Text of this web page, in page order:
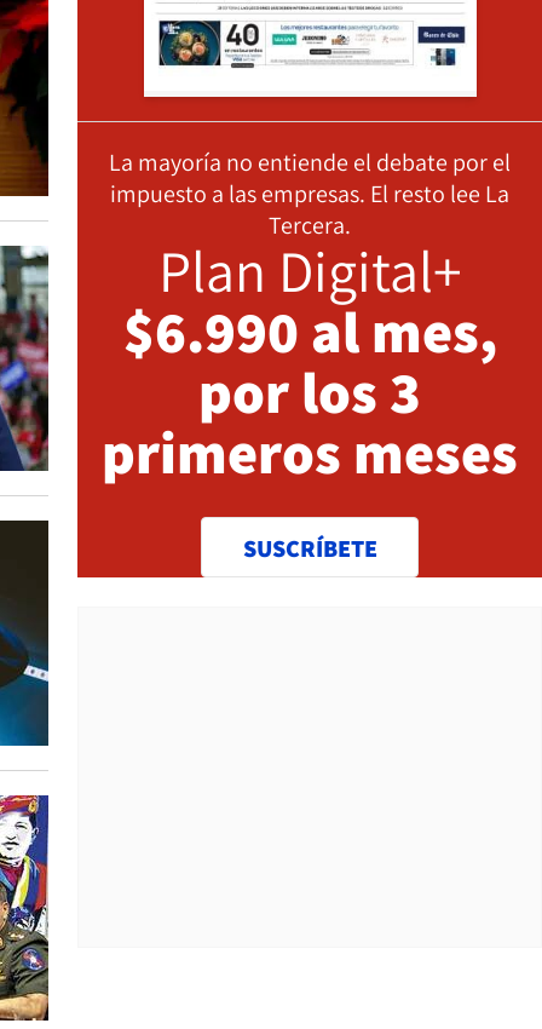
La mayoría no entiende el debate por el
impuesto a las empresas. El resto lee La
Tercera.
Plan Digital+
$6.990 al mes,
por los 3
primeros meses
SUSCRÍBETE